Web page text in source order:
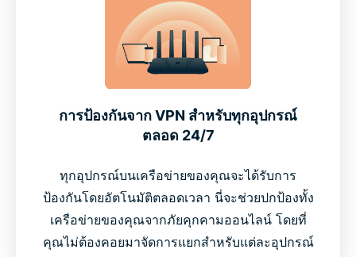
การป้องกันจาก VPN สำหรับทุกอุปกรณ์
ตลอด 24/7
ทุกอุปกรณ์บนเครือข่ายของคุณจะได้รับการ
ป้องกันโดยอัตโนมัติตลอดเวลา นี่จะช่วยปกป้องทั้ง
เครือข่ายของคุณจากภัยคุกคามออนไลน์ โดยที่
คุณไม่ต้องคอยมาจัดการแยกสำหรับแต่ละอุปกรณ์